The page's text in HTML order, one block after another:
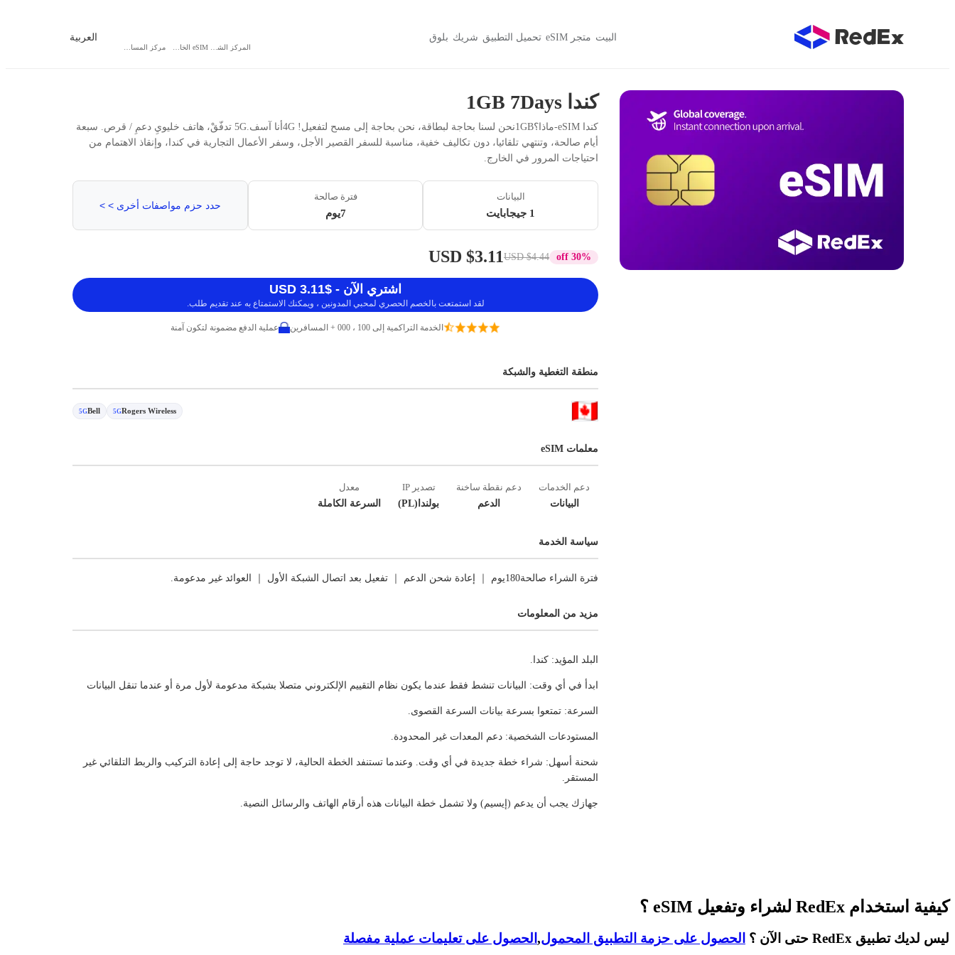
البيت متجر eSIM تحميل التطبيق شريك بلوق العربية
كندا 1GB 7Days
كندا eSIM-ماذا؟1GBنحن لسنا بحاجة لبطاقة، نحن بحاجة إلى مسح لتفعيل! 4Gأنا آسف.5G تدفّقْ، هاتف خليويِ دعمِ / قرص. سبعة
أيام صالحة، وتنتهي تلقائيا، دون تكاليف خفية، مناسبة للسفر القصير الأجل، وسفر الأعمال التجارية في كندا، وإنقاذ الاهتمام من
احتياجات المرور في الخارج.
البيانات
1 جيجابايت
فترة صالحة
7يوم
حدد حزم مواصفات أخرى > >
30% off
$4.44 USD
$3.11 USD
اشتري الآن - $3.11 USD
لقد استمتعت بالخصم الحصري لمحبي المدونين ، ويمكنك الاستمتاع به عند تقديم طلب.
الخدمة التراكمية إلى 100 ، 000 + المسافرين عملية الدفع مضمونة لتكون آمنة
منطقة التغطية والشبكة
Rogers Wireless
5G
Bell
5G
معلمات eSIM
دعم الخدمات
البيانات
دعم نقطة ساخنة
الدعم
تصدير IP
بولندا(PL)
معدل
السرعة الكاملة
سياسة الخدمة
فترة الشراء صالحة180يوم ｜ إعادة شحن الدعم ｜ تفعيل بعد اتصال الشبكة الأول ｜ العوائد غير مدعومة.
مزيد من المعلومات
البلد المؤيد: كندا.
ابدأ في أي وقت: البيانات تنشط فقط عندما يكون نظام التقييم الإلكتروني متصلا بشبكة مدعومة لأول مرة أو عندما تنقل البيانات
السرعة: تمتعوا بسرعة بيانات السرعة القصوى.
المستودعات الشخصية: دعم المعدات غير المحدودة.
شحنة أسهل: شراء خطة جديدة في أي وقت. وعندما تستنفد الخطة الحالية، لا توجد حاجة إلى إعادة التركيب والربط التلقائي غير
المستقر.
جهازك يجب أن يدعم (إيسيم) ولا تشمل خطة البيانات هذه أرقام الهاتف والرسائل النصية.
كيفية استخدام RedEx لشراء وتفعيل eSIM ؟
ليس لديك تطبيق RedEx حتى الآن ؟ الحصول على حزمة التطبيق المحمول, الحصول على تعليمات عملية مفصلة